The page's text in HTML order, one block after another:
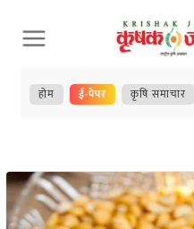
Skip
to
content
होम ई-पेपर कृषि समाचार